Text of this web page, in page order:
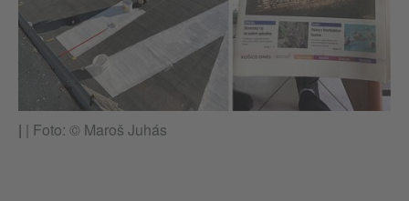
| | Foto: © Maroš Juhás